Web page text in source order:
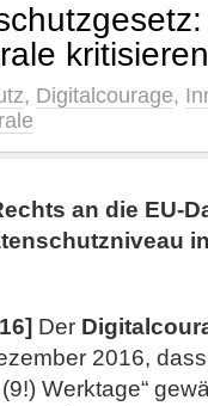
, Digitalcourage,
an die EU-
Der
2016,
Werktage“